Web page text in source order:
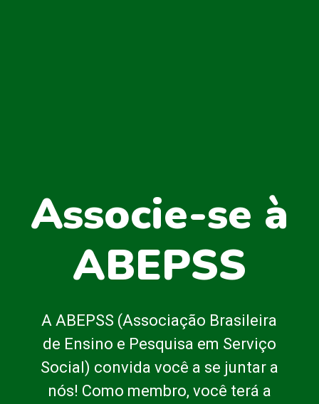
Associe-se à
ABEPSS
A ABEPSS (Associação Brasileira
de Ensino e Pesquisa em Serviço
Social) convida você a se juntar a
nós! Como membro, você terá a